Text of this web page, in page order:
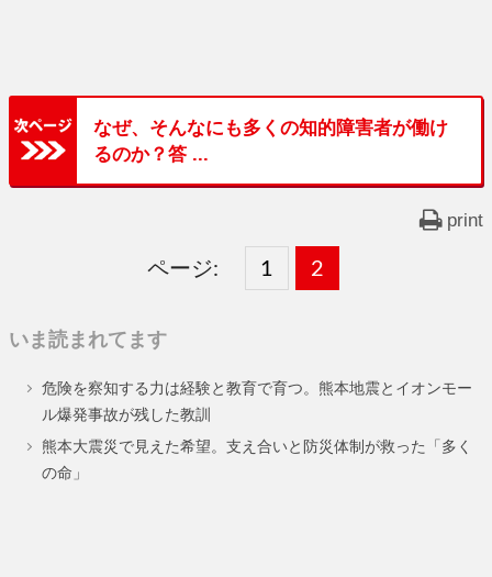
なぜ、そんなにも多くの知的障害者が働け
るのか？答 ...
print
ページ:
固
ー
ジ
1 ,
固
ー
ジ
2
いま読まれてます
危険を察知する力は経験と教育で育つ。熊本地震とイオンモー
ル爆発事故が残した教訓
熊本大震災で見えた希望。支え合いと防災体制が救った「多く
の命」